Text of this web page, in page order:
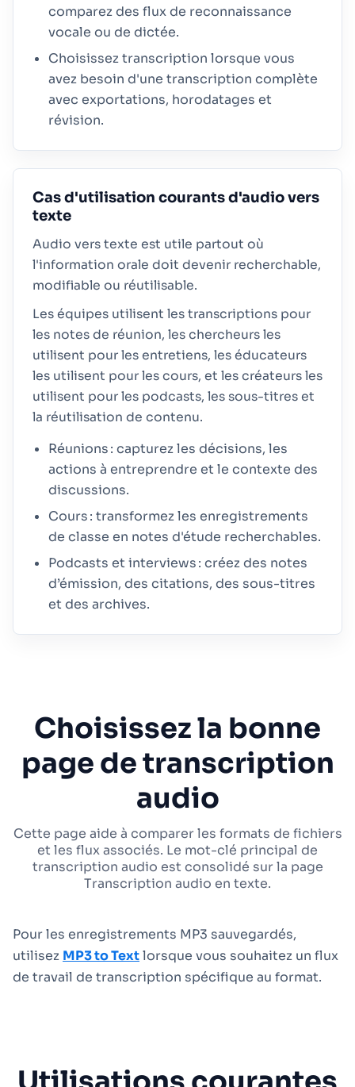
comparez des flux de reconnaissance
vocale ou de dictée.
Choisissez transcription lorsque vous
avez besoin d'une transcription complète
avec exportations, horodatages et
révision.
Cas d'utilisation courants d'audio vers
texte
Audio vers texte est utile partout où
l'information orale doit devenir recherchable,
modifiable ou réutilisable.
Les équipes utilisent les transcriptions pour
les notes de réunion, les chercheurs les
utilisent pour les entretiens, les éducateurs
les utilisent pour les cours, et les créateurs les
utilisent pour les podcasts, les sous-titres et
la réutilisation de contenu.
Réunions : capturez les décisions, les
actions à entreprendre et le contexte des
discussions.
Cours : transformez les enregistrements
de classe en notes d'étude recherchables.
Podcasts et interviews : créez des notes
d’émission, des citations, des sous-titres
et des archives.
Choisissez la bonne
page de transcription
audio
Cette page aide à comparer les formats de fichiers
et les flux associés. Le mot-clé principal de
transcription audio est consolidé sur la page
Transcription audio en texte.
Pour les enregistrements MP3 sauvegardés,
utilisez MP3 to Textlorsque vous souhaitez un flux
de travail de transcription spécifique au format.